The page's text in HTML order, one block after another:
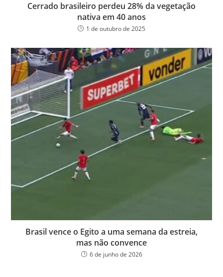
Cerrado brasileiro perdeu 28% da vegetação
nativa em 40 anos
1 de outubro de 2025
Brasil vence o Egito a uma semana da estreia,
mas não convence
6 de junho de 2026